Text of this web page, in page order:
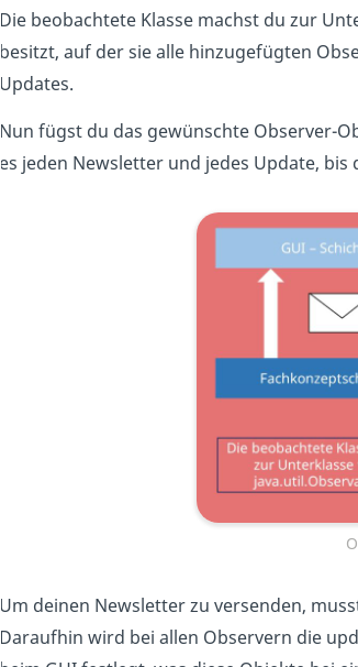
Die beobachtete Klasse machst du zur
besitzt, auf der sie alle hinzugefügten
Updates.
Nun fügst du das gewünschte Observer-
es jeden Newsletter und jedes Update,
Um deinen Newsletter zu versenden,
Daraufhin wird bei allen Observern die